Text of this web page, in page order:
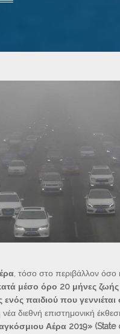
, τόσο στο περιβάλλον όσο
μέσο όρο 20 μήνες
παιδιού που
διεθνή επιστημονική
Αέρα 2019» (State